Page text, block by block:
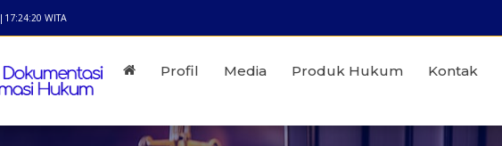
| 17:24:20 WITA
Profil Media Produk Hukum Kontak